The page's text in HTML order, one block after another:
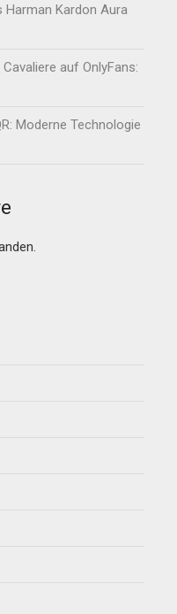
Harman Kardon Aura
auf OnlyFans:
Moderne Technologie